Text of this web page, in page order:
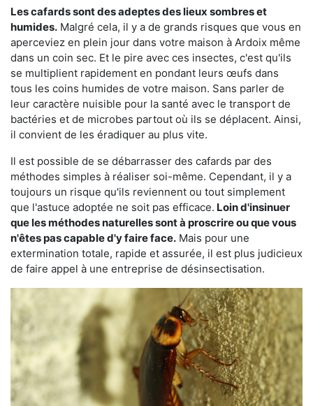
Les cafards sont des adeptes des lieux sombres et
humides. Malgré cela, il y a de grands risques que vous en
aperceviez en plein jour dans votre maison à Ardoix même
dans un coin sec. Et le pire avec ces insectes, c'est qu'ils
se multiplient rapidement en pondant leurs œufs dans
tous les coins humides de votre maison. Sans parler de
leur caractère nuisible pour la santé avec le transport de
bactéries et de microbes partout où ils se déplacent. Ainsi,
il convient de les éradiquer au plus vite.
Il est possible de se débarrasser des cafards par des
méthodes simples à réaliser soi-même. Cependant, il y a
toujours un risque qu'ils reviennent ou tout simplement
que l'astuce adoptée ne soit pas efficace. Loin d'insinuer
que les méthodes naturelles sont à proscrire ou que vous
n'êtes pas capable d'y faire face. Mais pour une
extermination totale, rapide et assurée, il est plus judicieux
de faire appel à une entreprise de désinsectisation.